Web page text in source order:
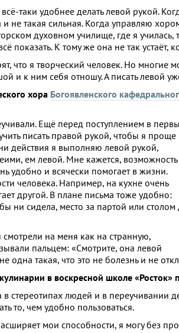
таки удобнее делать левой рукой.
не такая сильная. Когда управляю
духовном училище, где я
показать. К тому же она не так устаёт,
что я творческий человек. Но
и к ним себя отношу. А писать левой
хора Богоявленского
Ещё перед поступлением в
писать правой рукой, чтобы я проще
действия я выполняю левой рукой,
ем левой. Мне кажется, возможность
удобно и всячески помогает в жизни.
человека. Например, на кухне очень
другой. В плане письма тоже удобно:
ни сидела, место за партой или столом
на меня как на странную,
пальцем: «Смотрите, она левой
одна такая, что это не болезнь и не
в воскресной школе «Росток»
стереотипах людей и в переучивании
то, чем удобно пользоваться.
мои способности, я могу без